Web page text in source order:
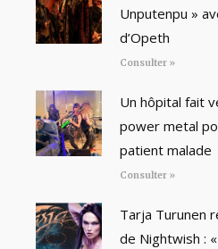
Unputenpu »
d’Opeth
Consulter »
Un hôpital fait
power metal
patient malade
Consulter »
Tarja Turunen
de Nightwish :